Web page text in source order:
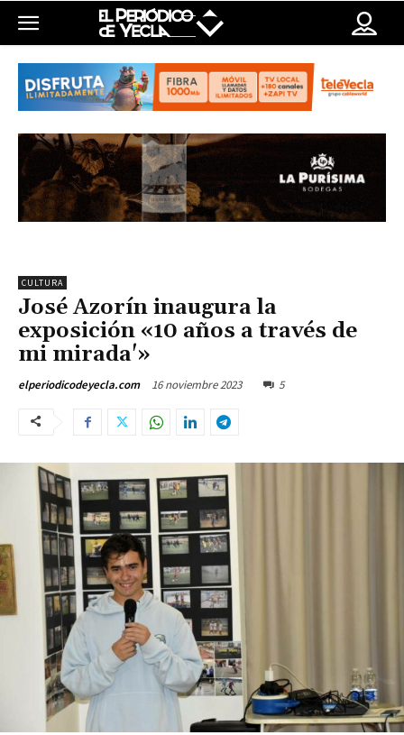
CULTURA
José Azorín inaugura la
exposición «10 años a través de
mi mirada'»
elperiodicodeyecla.com 16 noviembre 2023 5